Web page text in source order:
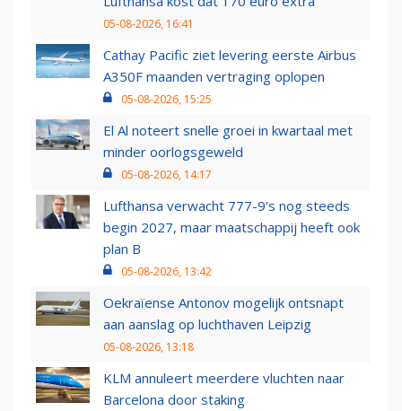
05-08-2026, 16:41
Cathay Pacific ziet levering eerste Airbus
A350F maanden vertraging oplopen
05-08-2026, 15:25
El Al noteert snelle groei in kwartaal met
minder oorlogsgeweld
05-08-2026, 14:17
Lufthansa verwacht 777-9’s nog steeds
begin 2027, maar maatschappij heeft ook
plan B
05-08-2026, 13:42
Oekraïense Antonov mogelijk ontsnapt
aan aanslag op luchthaven Leipzig
05-08-2026, 13:18
KLM annuleert meerdere vluchten naar
Barcelona door staking